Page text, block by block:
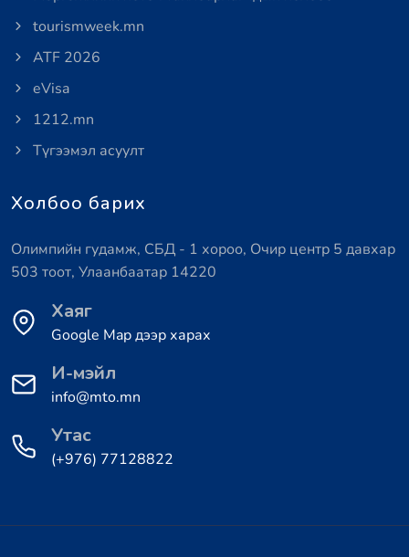
tourismweek.mn
ATF 2026
eVisa
1212.mn
Түгээмэл асуулт
Холбоо барих
Олимпийн гудамж, СБД - 1 хороо, Очир центр 5 давхар
503 тоот, Улаанбаатар 14220
Хаяг
Google Map дээр харах
И-мэйл
info@mto.mn
Утас
(+976) 77128822